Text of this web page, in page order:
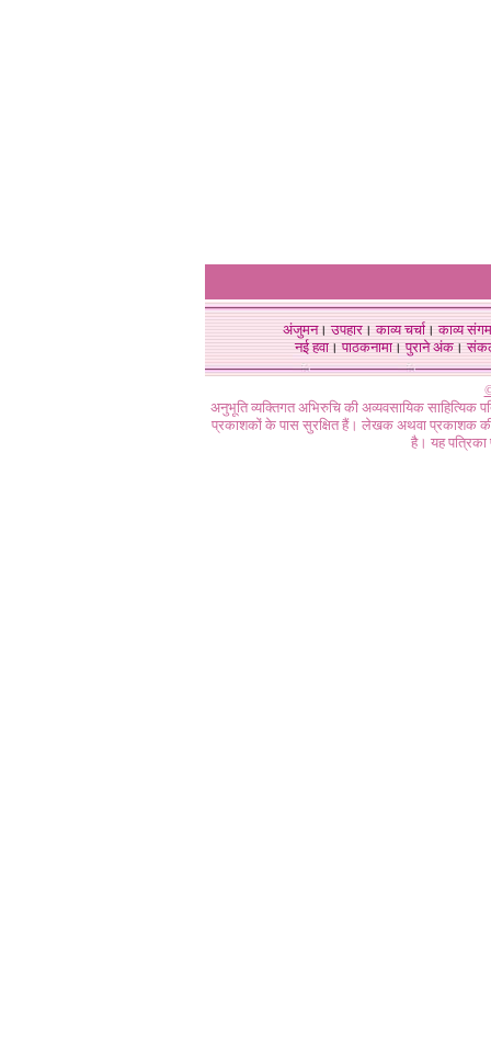
अंजुमन।उपहार।काव्य चर्चा।काव्य संगम
नई हवा। पाठकनामा। पुराने अंक।
अनुभूति व्यक्तिगत अभिरुचि की अव्यवसायिक
प्रकाशकों के पास सुरक्षित हैं। लेखक अथवा प्रकाशक की
है। यह पत्रिका